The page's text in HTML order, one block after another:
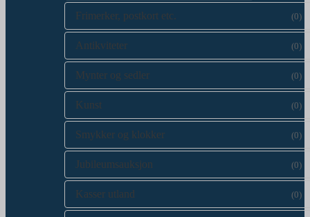
Frimerker, postkort etc. (0)
Antikviteter (0)
Mynter og sedler (0)
Kunst (0)
Smykker og klokker (0)
Jubileumsauksjon (0)
Kasser utland (0)